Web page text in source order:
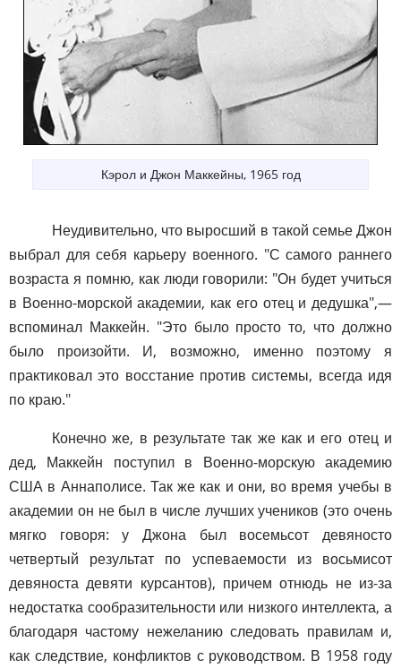
Кэрол и Джон Маккейны, 1965 год
Неудивительно, что выросший в такой семье Джон
выбрал для себя карьеру военного. "С самого раннего
возраста я помню, как люди говорили: "Он будет учиться
в Военно-морской академии, как его отец и дедушка",—
вспоминал Маккейн. "Это было просто то, что должно
было произойти. И, возможно, именно поэтому я
практиковал это восстание против системы, всегда идя
по краю."
Конечно же, в результате так же как и его отец и
дед, Маккейн поступил в Военно-морскую академию
США в Аннаполисе. Так же как и они, во время учебы в
академии он не был в числе лучших учеников (это очень
мягко говоря: у Джона был восемьсот девяносто
четвертый результат по успеваемости из восьмисот
девяноста девяти курсантов), причем отнюдь не из-за
недостатка сообразительности или низкого интеллекта, а
благодаря частому нежеланию следовать правилам и,
как следствие, конфликтов с руководством. В 1958 году